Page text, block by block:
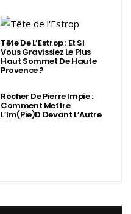
Tête De L’Estrop : Et Si
Vous Gravissiez Le Plus
Haut Sommet De Haute
Provence ?
Rocher De Pierre Impie :
Comment Mettre
L’Im(Pie)d Devant L’Autre